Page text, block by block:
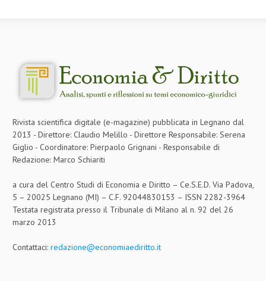
Rivista scientifica digitale (e-magazine) pubblicata in Legnano dal
2013 - Direttore: Claudio Melillo - Direttore Responsabile: Serena
Giglio - Coordinatore: Pierpaolo Grignani - Responsabile di
Redazione: Marco Schiariti
a cura del Centro Studi di Economia e Diritto – Ce.S.E.D. Via Padova,
5 – 20025 Legnano (MI) – C.F. 92044830153 – ISSN 2282-3964
Testata registrata presso il Tribunale di Milano al n. 92 del 26
marzo 2013
Contattaci: redazione@economiaediritto.it